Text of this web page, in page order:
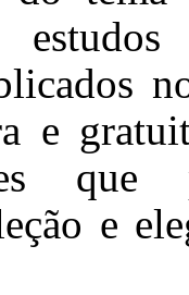
e
que
e